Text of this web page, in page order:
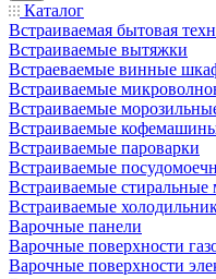
Каталог
Встраиваемая бытовая
Встраиваемые вытяжки
Встраеваемые винные
Встраиваемые
Встраиваемые
Встраиваемые
Встраиваемые пароварки
Встраиваемые
Встраиваемые
Встраиваемые
Варочные панели
Варочные поверхности
Варочные поверхности